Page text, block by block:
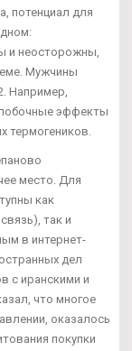
потенциал для
и неосторожны,
Мужчины
Например,
эффекты
термогеников.
место. Для
как
так и
в интернет-
дел
с иранскими и
что многое
оказалось
покупки